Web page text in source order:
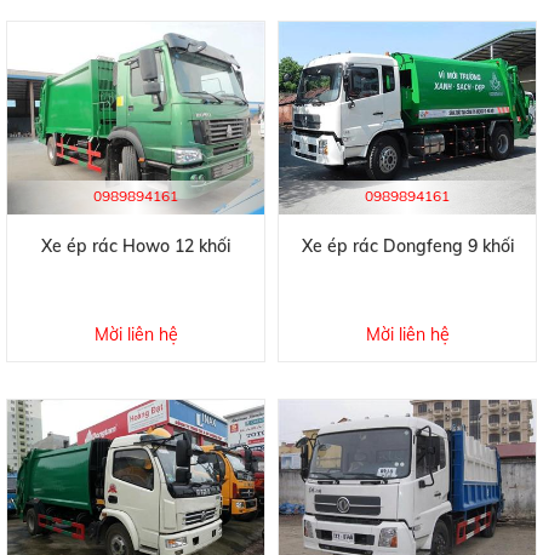
0989894161
Xe ép rác Howo 12 khối
Mời liên hệ
0989894161
Xe ép rác Dongfeng 9 khối
Mời liên hệ